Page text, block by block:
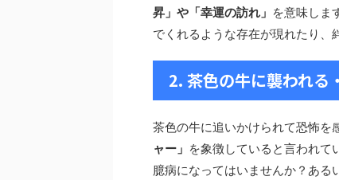
昇」や「幸運の訪れ」 を意味しま
でくれるような存在が現れたり、
2. 茶色の牛に襲われる
茶色の牛に追いかけられて恐怖を
ャー」 を象徴していると言われて
臆病になってはいませんか？ある